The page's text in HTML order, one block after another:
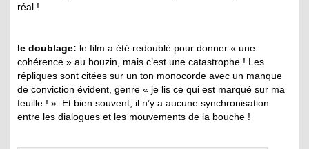
réal !
le doublage: le film a été redoublé pour donner « une
cohérence » au bouzin, mais c’est une catastrophe ! Les
répliques sont citées sur un ton monocorde avec un manque
de conviction évident, genre « je lis ce qui est marqué sur ma
feuille ! ». Et bien souvent, il n’y a aucune synchronisation
entre les dialogues et les mouvements de la bouche !